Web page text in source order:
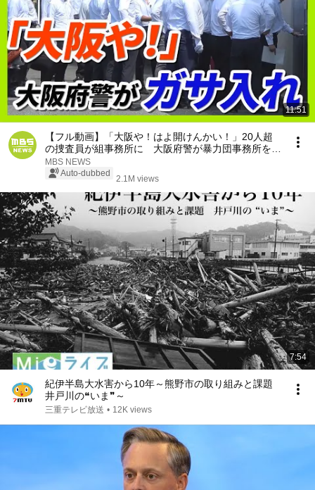
11:51
【フル動画】「大阪や！はよ開けんかい！」20人超
の捜査員が組事務所に 大阪府警が暴力団事務所を家
宅捜索 特殊詐欺の被害金めぐり（2026年7月29日）
MBS NEWS
Auto-dubbed
2.1M views
7:54
紀伊半島大水害から10年～熊野市の取り組みと課題
井戸川の❝いま❞～
三重テレビ放送 • 12K views